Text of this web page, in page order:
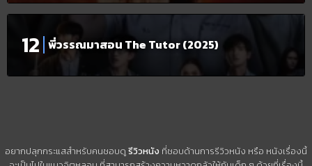
พี่วรรณมาสอน The Tutor (2025)
อยากปลุกกระแสสำหรับคนชอบดูรีวิวหนัง ที่ชอบด้านการรีวิวหนัง หรือ หนังเรื่องนี้